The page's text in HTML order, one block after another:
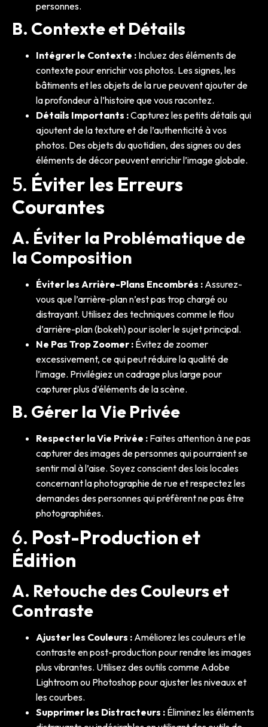
personnes.
B. Contexte et Détails
Intégrer le Contexte : Incluez des éléments de
contexte pour enrichir vos photos. Les signes, les
bâtiments et les objets de la rue peuvent ajouter de
la profondeur à l’histoire que vous racontez.
Détails Importants :Capturez les petits détails qui
ajoutent de la texture et de l’authenticité à vos
photos. Des objets du quotidien, des signes ou des
éléments de décor peuvent enrichir l’image globale.
5. Éviter les Erreurs
Courantes
A. Éviter la Problématique de
la Composition
Éviter les Arrière-Plans Encombrés : Assurez-
vous que l’arrière-plan n’est pas trop chargé ou
distrayant. Utilisez des techniques comme le flou
d’arrière-plan (bokeh) pour isoler le sujet principal.
Ne Pas Trop Zoomer : Évitez de zoomer
excessivement, ce qui peut réduire la qualité de
l’image. Privilégiez un cadrage plus large pour
capturer plus d’éléments de la scène.
B. Gérer la Vie Privée
Respecter la Vie Privée : Faites attention à ne pas
capturer des images de personnes qui pourraient se
sentir mal à l’aise. Soyez conscient des lois locales
concernant la photographie de rue et respectez les
demandes des personnes qui préfèrent ne pas être
photographiées.
6. Post-Production et
Édition
A. Retouche des Couleurs et
Contraste
Ajuster les Couleurs : Améliorez les couleurs et le
contraste en post-production pour rendre les images
plus vibrantes. Utilisez des outils comme Adobe
Lightroom ou Photoshop pour ajuster les niveaux et
les courbes.
Supprimer les Distracteurs : Éliminez les éléments